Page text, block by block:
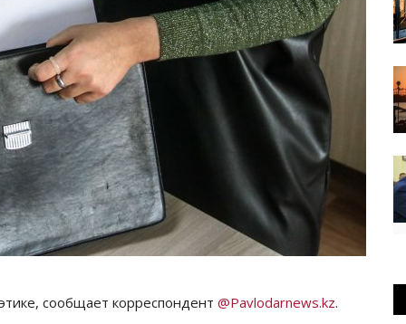
сообщает корреспондент @Pavlodarnews.kz.